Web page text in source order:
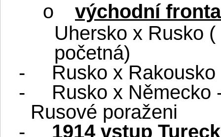
o
východní fronta
Uhersko x Rusko
početná)
-
Rusko x
-
Rusko x Německo
Rusové poraženi
-
1914 vstup